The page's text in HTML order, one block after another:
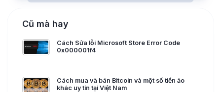
Cũ mà hay
Cách Sửa lỗi Microsoft Store Error Code
0x000001f4
Cách mua và bán Bitcoin và một số tiền ảo
khác uy tín tại Việt Nam